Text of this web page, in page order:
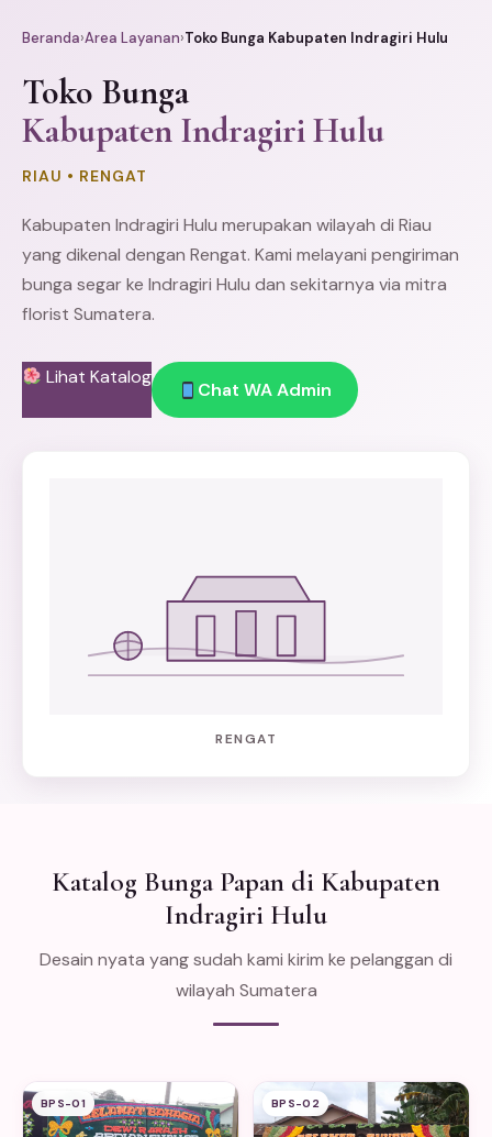
Beranda›Area Layanan›Toko Bunga Kabupaten Indragiri Hulu
Toko Bunga
Kabupaten Indragiri Hulu
RIAU • RENGAT
Kabupaten Indragiri Hulu merupakan wilayah di Riau
yang dikenal dengan Rengat. Kami melayani pengiriman
bunga segar ke Indragiri Hulu dan sekitarnya via mitra
florist Sumatera.
Lihat Katalog
Chat WA Admin
RENGAT
Katalog Bunga Papan di Kabupaten
Indragiri Hulu
Desain nyata yang sudah kami kirim ke pelanggan di
wilayah Sumatera
BPS-01 BPS-02